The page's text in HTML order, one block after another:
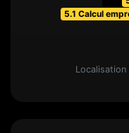
5.1 Calcul
Localisation